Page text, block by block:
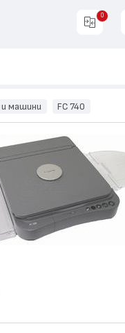
0
машини FC 740